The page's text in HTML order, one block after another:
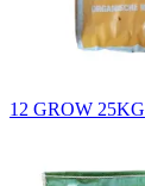
12 GROW 25KG